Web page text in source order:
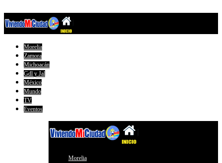
Morelia
Zamora
Michoacán
Gdl y Jal
México
Mundo
TV
Eventos
Morelia